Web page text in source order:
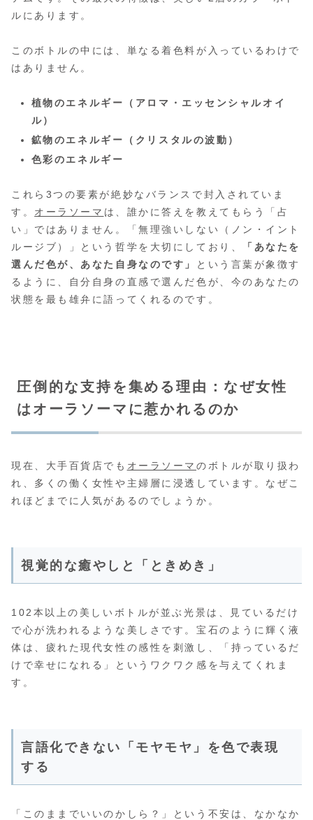
ルにあります。
このボトルの中には、単なる着色料が入っているわけで
はありません。
植物のエネルギー（アロマ・エッセンシャルオイ
ル）
鉱物のエネルギー（クリスタルの波動）
色彩のエネルギー
これら3つの要素が絶妙なバランスで封入されていま
す。 オーラソーマ は、誰かに答えを教えてもらう「占
い」ではありません。「無理強いしない（ノン・イント
ルージブ）」という哲学を大切にしており、
「あなたを
選んだ色が、あなた自身なのです」
という言葉が象徴す
るように、自分自身の直感で選んだ色が、今のあなたの
状態を最も雄弁に語ってくれるのです。
圧倒的な支持を集める理由：なぜ女性
はオーラソーマに惹かれるのか
現在、大手百貨店でも オーラソーマ のボトルが取り扱わ
れ、多くの働く女性や主婦層に浸透しています。なぜこ
れほどまでに人気があるのでしょうか。
視覚的な癒やしと「ときめき」
102本以上の美しいボトルが並ぶ光景は、見ているだけ
で心が洗われるような美しさです。宝石のように輝く液
体は、疲れた現代女性の感性を刺激し、「持っているだ
けで幸せになれる」というワクワク感を与えてくれま
す。
言語化できない「モヤモヤ」を色で表現
する
「このままでいいのかしら？」という不安は、なかなか